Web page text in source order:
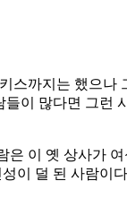
스까지는 했으나
이 많다면 그런
이 옛 상사가
이 덜 된 사람이